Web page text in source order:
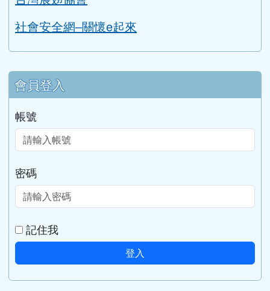
性平專區
草漯國中性平專區
家庭暴力暨性侵害防治中心
台灣展翅協會